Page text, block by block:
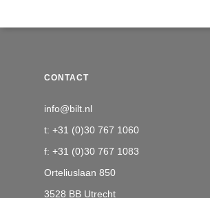
CONTACT
info@bilt.nl
t: +31 (0)30 767 1060
f: +31 (0)30 767 1083
Orteliuslaan 850
3528 BB Utrecht